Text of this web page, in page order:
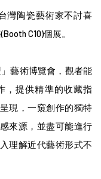
灣陶瓷藝術家不討喜
(Booth C10)個展。
」藝術博覽會，觀者能
，提供精準的收藏指
現，一窺創作的獨特
來源，並盡可能進行
理解近代藝術形式不